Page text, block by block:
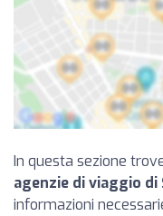
In questa sezione
agenzie di viaggio
informazioni